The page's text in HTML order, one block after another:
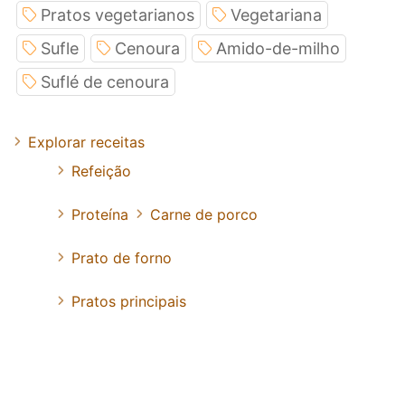
Pratos vegetarianos
Vegetariana
Sufle
Cenoura
Amido-de-milho
Suflé de cenoura
Explorar receitas
Refeição
Proteína Carne de porco
Prato de forno
Pratos principais